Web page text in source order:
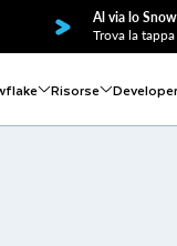
Al via lo
Trova la
Risorse Developer